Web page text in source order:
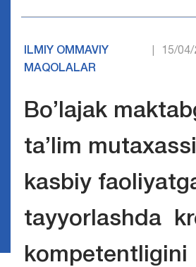
ILMIY OMMAVIY
MAQOLALAR
15/
Bo’lajak
ta’lim
kasbiy
tayyorlashda
kompetentligini